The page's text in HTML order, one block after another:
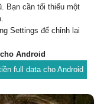
Bạn cần tối thiểu một
Settings để chỉnh lại
Android
full data cho Android